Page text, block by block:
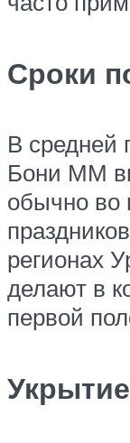
Сроки
В средней
Бони ММ
обычно во
регионах
делают в
первой